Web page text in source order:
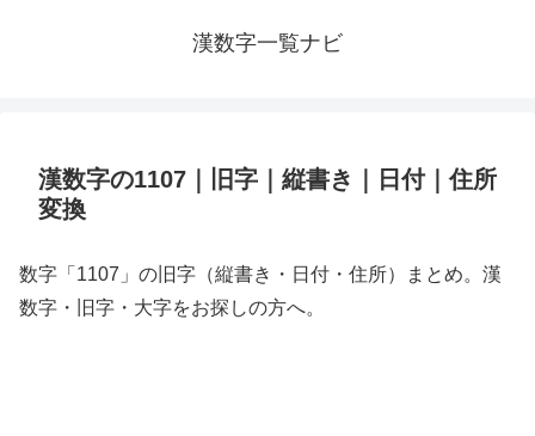
漢数字一覧ナビ
漢数字の1107｜旧字｜縦書き｜日付｜住所
変換
数字「1107」の旧字（縦書き・日付・住所）まとめ。漢
数字・旧字・大字をお探しの方へ。